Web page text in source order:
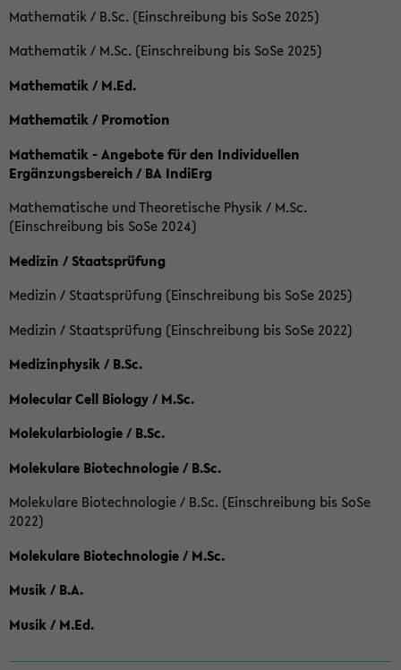
Mathematik / B.Sc. (Einschreibung bis SoSe 2025)
Mathematik / M.Sc. (Einschreibung bis SoSe 2025)
Mathematik / M.Ed.
Mathematik / Promotion
Mathematik - Angebote für den Individuellen
Ergänzungsbereich / BA IndiErg
Mathematische und Theoretische Physik / M.Sc.
(Einschreibung bis SoSe 2024)
Medizin / Staatsprüfung
Medizin / Staatsprüfung (Einschreibung bis SoSe 2025)
Medizin / Staatsprüfung (Einschreibung bis SoSe 2022)
Medizinphysik / B.Sc.
Molecular Cell Biology / M.Sc.
Molekularbiologie / B.Sc.
Molekulare Biotechnologie / B.Sc.
Molekulare Biotechnologie / B.Sc. (Einschreibung bis SoSe
2022)
Molekulare Biotechnologie / M.Sc.
Musik / B.A.
Musik / M.Ed.